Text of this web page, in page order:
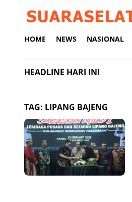
HOME NEWS NASIONAL
HEADLINE HARI INI
TAG: LIPANG BAJENG